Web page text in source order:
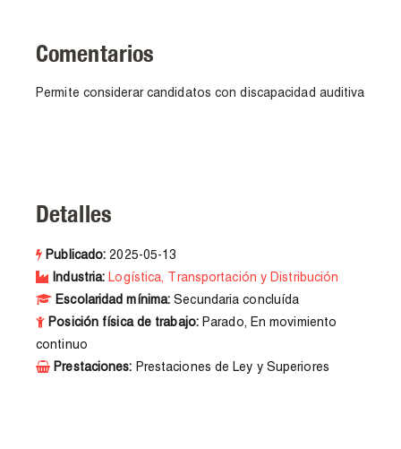
Comentarios
Permite considerar candidatos con discapacidad auditiva
Detalles
Publicado: 2025-05-13
Industria: Logística, Transportación y Distribución
Escolaridad mínima: Secundaria concluída
Posición física de trabajo: Parado, En movimiento
continuo
Prestaciones: Prestaciones de Ley y Superiores